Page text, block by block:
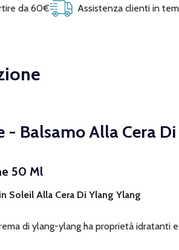
da 60€ Assistenza clienti in
- Balsamo Alla Cera
50 Ml
Soleil Alla Cera Di Ylang Ylang
di ylang-ylang ha proprietà idratanti